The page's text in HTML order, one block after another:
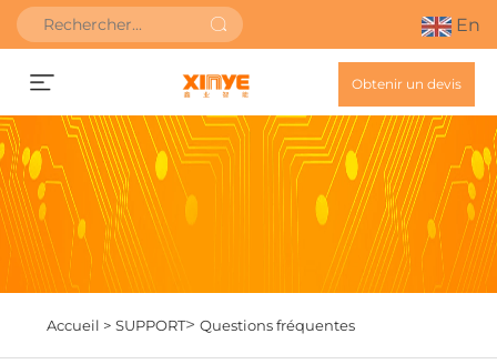
En
Obtenir un devis
Accueil > SUPPORT> Questions fréquentes